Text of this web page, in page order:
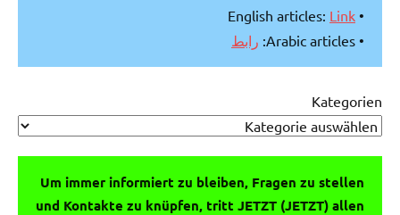
• English articles:
Link
• Arabic articles:
رابط
Kategorien
Um immer informiert zu bleiben, Fragen zu stellen
und Kontakte zu knüpfen, tritt JETZT (JETZT) allen